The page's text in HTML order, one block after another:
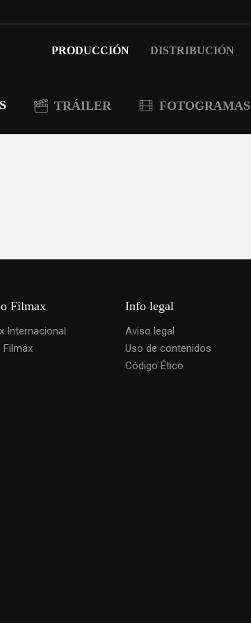
PRODUCCIÓN DISTRIBUCIÓN
TRÁILER FOTOGRAMAS
Filmax
Internacional
Filmax
Info legal
Aviso legal
Uso de contenidos
Código Ético